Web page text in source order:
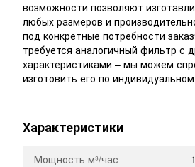
возможности позволяют
любых размеров и
под конкретные потребности
требуется аналогичный фильтр с
характеристиками – мы можем
изготовить его по
Характеристики
Мощность м³/час